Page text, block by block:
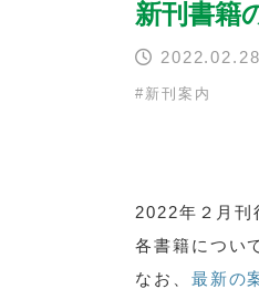
新刊書籍
2022.02.28
# 新刊案内
2022年２月刊
各書籍につい
なお、 最新の